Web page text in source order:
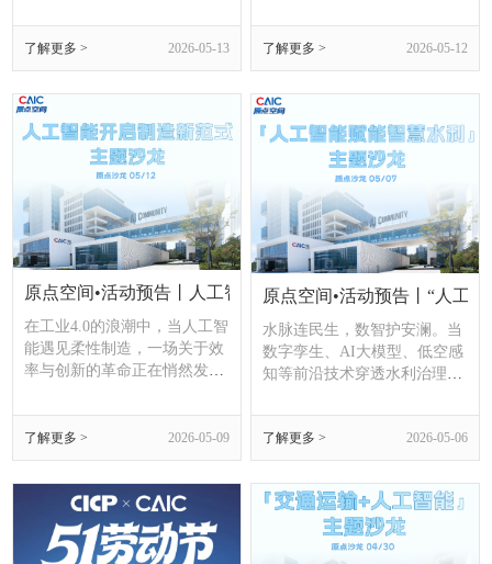
项目到访，与本地企业开展精
准对接、共商合作，常州科教
城管委会副主任路军方出席会
议并致辞。
了解更多 > 2026-05-13
深刻变革。
了解更多 > 2026-05-12
原点空间•活动预告丨人工智能开启制造新范式主题沙龙
在工业4.0的浪潮中，当人工智
能遇见柔性制造，一场关于效
率与创新的革命正在悄然发
链的毛细血管，实现从“创
新”到“交付”的无缝衔接？
了解更多 > 2026-05-09
原点空间•活动预告丨“人工
水脉连民生，数智护安澜。当
数字孪生、AI大模型、低空感
知等前沿技术穿透水利治理全
向“智慧管水”迭代升级。从防
汛抗旱毫秒级精准调度到河湖
生态全天候智能管护，从水资
源动态优化配置到水工程全生
命周期安全监测，AI正在重塑
水利治理的全新范式。
了解更多 > 2026-05-06